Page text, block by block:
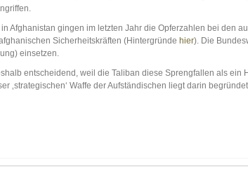
Afghanistan gingen im letzten Jahr die Opferzahlen bei den
Sicherheitskräften (Hintergründe hier). Die
einsetzen.
entscheidend, weil die Taliban diese Sprengfallen als ein
‚strategischen‘ Waffe der Aufständischen liegt darin